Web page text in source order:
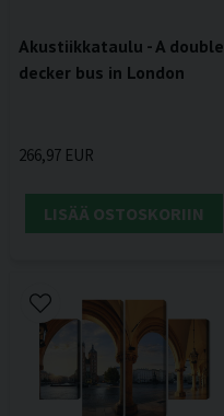
Akustiikkataulu - A double
decker bus in London
266,97 EUR
LISÄÄ OSTOSKORIIN